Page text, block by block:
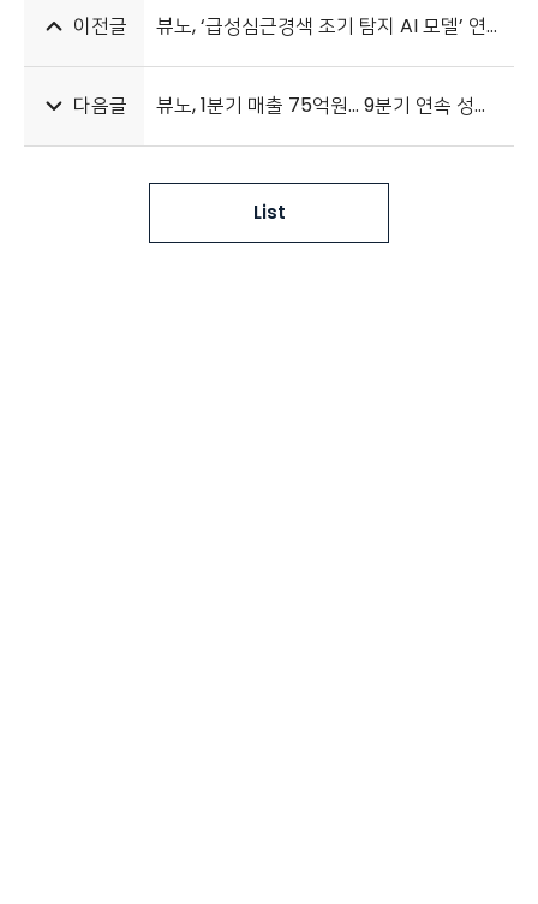
이전글 뷰노, ‘급성심근경색 조기 탐지 AI 모델’ 연구 성과 국제학술지 게재
다음글 뷰노, 1분기 매출 75억원... 9분기 연속 성장세
List